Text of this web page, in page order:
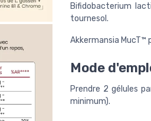
Bifidobacterium
tournesol.
Akkermansia MucT™
Mode
Prendre 2 gélules
minimum).